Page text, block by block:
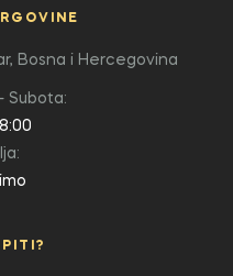
Bosna i Hercegovina
Subota: